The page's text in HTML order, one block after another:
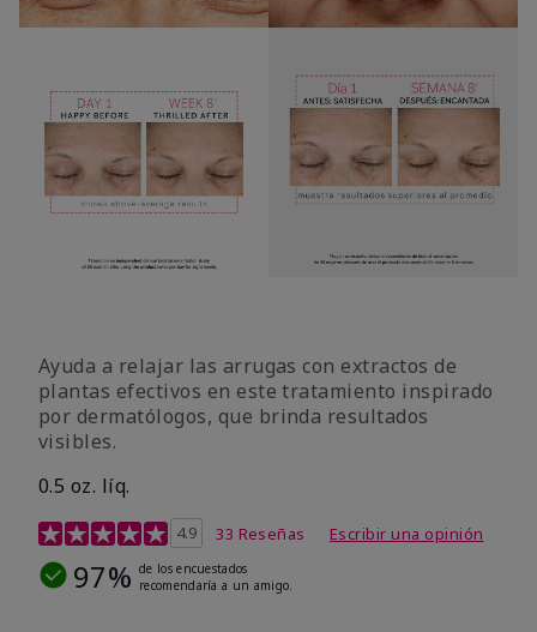
Ayuda a relajar las arrugas con extractos de
plantas efectivos en este tratamiento inspirado
por dermatólogos, que brinda resultados
visibles.
0.5 oz. líq.
Calificación de clientes de 4,9 de 5
4.9 33 Reseñas Escribir una opinión
97% de los encuestados
recomendaría a un amigo.